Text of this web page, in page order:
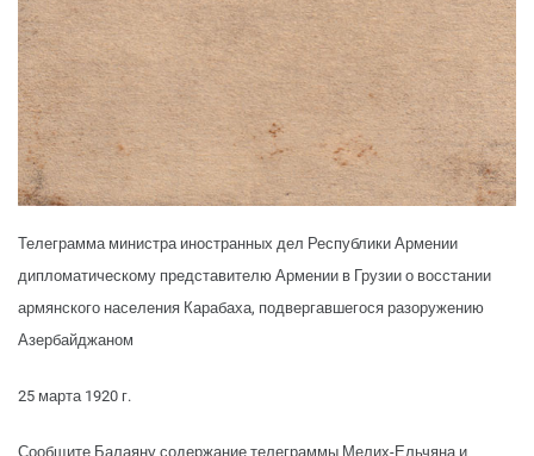
Телеграмма министра иностранных дел Республики Армении
дипломатическому представителю Армении в Грузии о восстании
армянского населения Карабаха, подвергавшегося разоружению
Азербайджаном
25 марта 1920 г.
Сообщите Балаяну содержание телеграммы Мелих-Ельчяна и